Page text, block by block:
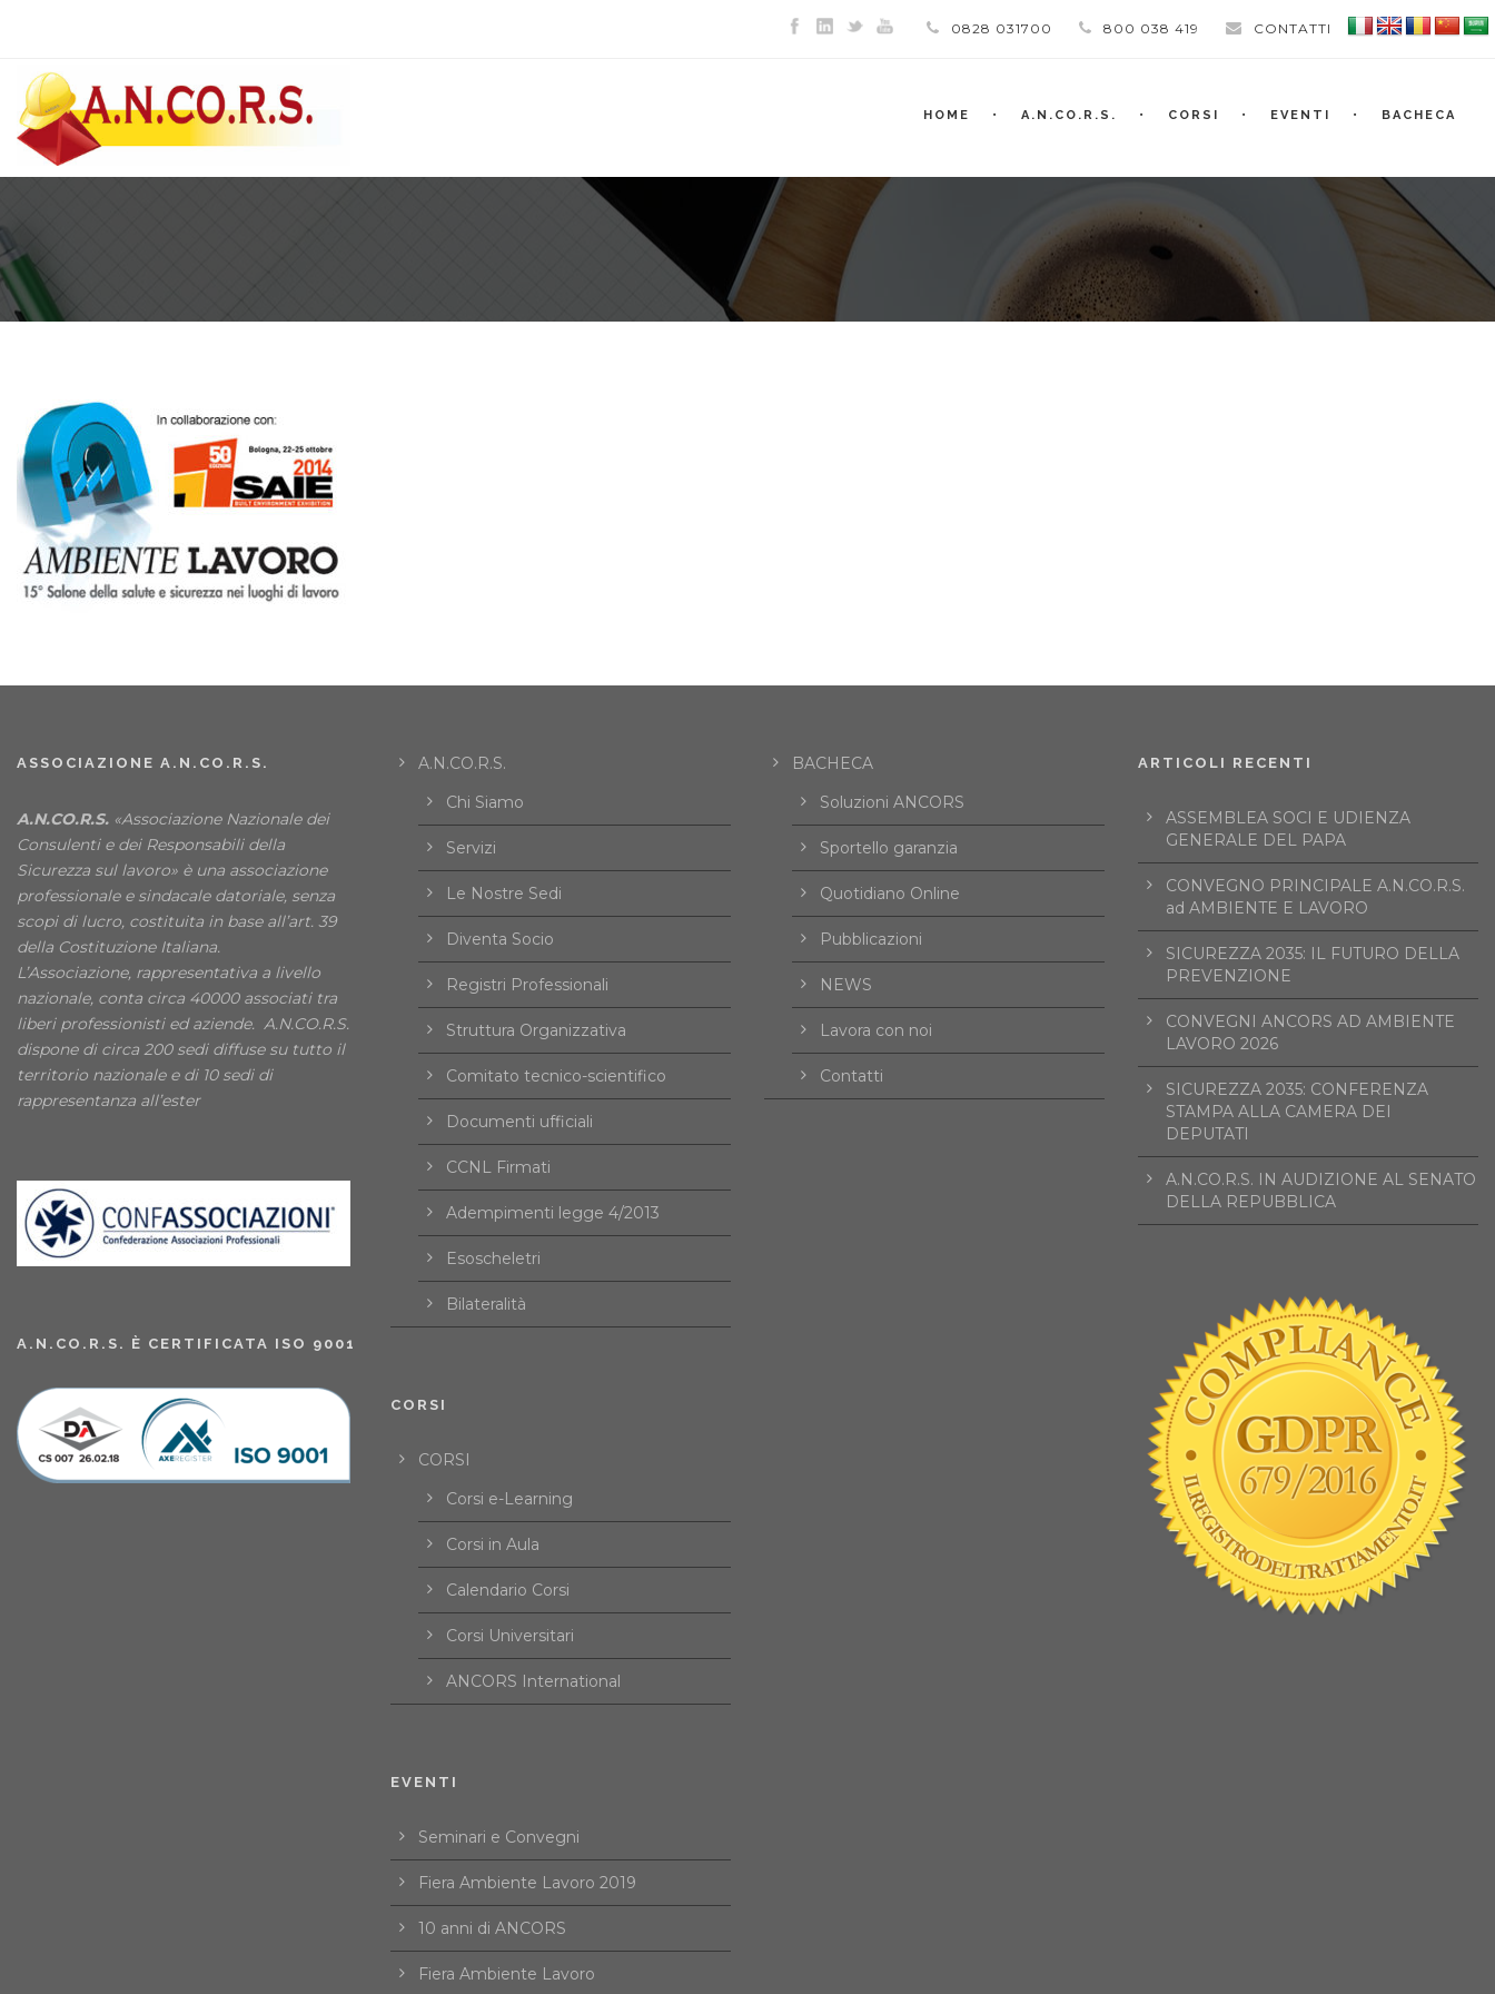
0828 031700 800 038 419 CONTATTI
HOME A.N.CO.R.S. CORSI EVENTI BACHECA
ASSOCIAZIONE A.N.CO.R.S.
A.N.CO.R.S. «Associazione Nazionale dei
Consulenti e dei Responsabili della
Sicurezza sul lavoro» è una associazione
professionale e sindacale datoriale, senza
scopi di lucro, costituita in base all’art. 39
della Costituzione Italiana.
L’Associazione, rappresentativa a livello
nazionale, conta circa 40000 associati tra
liberi professionisti ed aziende. A.N.CO.R.S.
dispone di circa 200 sedi diffuse su tutto il
territorio nazionale e di 10 sedi di
rappresentanza all’ester
A.N.CO.R.S. È CERTIFICATA ISO 9001
A.N.CO.R.S.
Chi Siamo
Servizi
Le Nostre Sedi
Diventa Socio
Registri Professionali
Struttura Organizzativa
Comitato tecnico-scientifico
Documenti ufficiali
CCNL Firmati
Adempimenti legge 4/2013
Esoscheletri
Bilateralità
CORSI
CORSI
Corsi e-Learning
Corsi in Aula
Calendario Corsi
Corsi Universitari
ANCORS International
EVENTI
Seminari e Convegni
Fiera Ambiente Lavoro 2019
10 anni di ANCORS
Fiera Ambiente Lavoro
BACHECA
Soluzioni ANCORS
Sportello garanzia
Quotidiano Online
Pubblicazioni
NEWS
Lavora con noi
Contatti
ARTICOLI RECENTI
ASSEMBLEA SOCI E UDIENZA
GENERALE DEL PAPA
CONVEGNO PRINCIPALE A.N.CO.R.S.
ad AMBIENTE E LAVORO
SICUREZZA 2035: IL FUTURO DELLA
PREVENZIONE
CONVEGNI ANCORS AD AMBIENTE
LAVORO 2026
SICUREZZA 2035: CONFERENZA
STAMPA ALLA CAMERA DEI
DEPUTATI
A.N.CO.R.S. IN AUDIZIONE AL SENATO
DELLA REPUBBLICA